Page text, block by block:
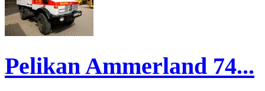
Pelikan Ammerland 74...